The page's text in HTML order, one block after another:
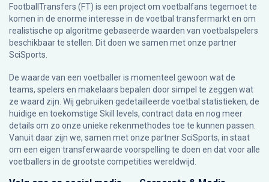
FootballTransfers (FT) is een project om voetbalfans tegemoet te
komen in de enorme interesse in de voetbal transfermarkt en om
realistische op algoritme gebaseerde waarden van voetbalspelers
beschikbaar te stellen. Dit doen we samen met onze partner
SciSports
De waarde van een voetballer is momenteel gewoon wat de
teams, spelers en makelaars bepalen door simpel te zeggen wat
ze waard zijn. Wij gebruiken gedetailleerde voetbal statistieken, de
huidige en toekomstige Skill levels, contract data en nog meer
details om zo onze unieke rekenmethodes toe te kunnen passen.
Vanuit daar zijn we, samen met onze partner SciSports, in staat
om een eigen transferwaarde voorspelling te doen en dat voor alle
voetballers in de grootste competities wereldwijd.